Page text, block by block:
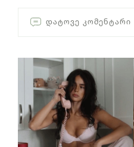
ᲓᲐᲢᲝᲕᲔ ᲙᲝᲛᲔᲜᲢᲐᲠᲘ